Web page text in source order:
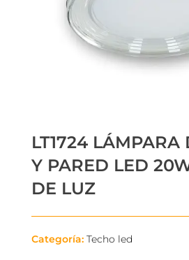
LT1724 LÁMPARA
Y PARED LED
DE LUZ
Categoría: Techo led